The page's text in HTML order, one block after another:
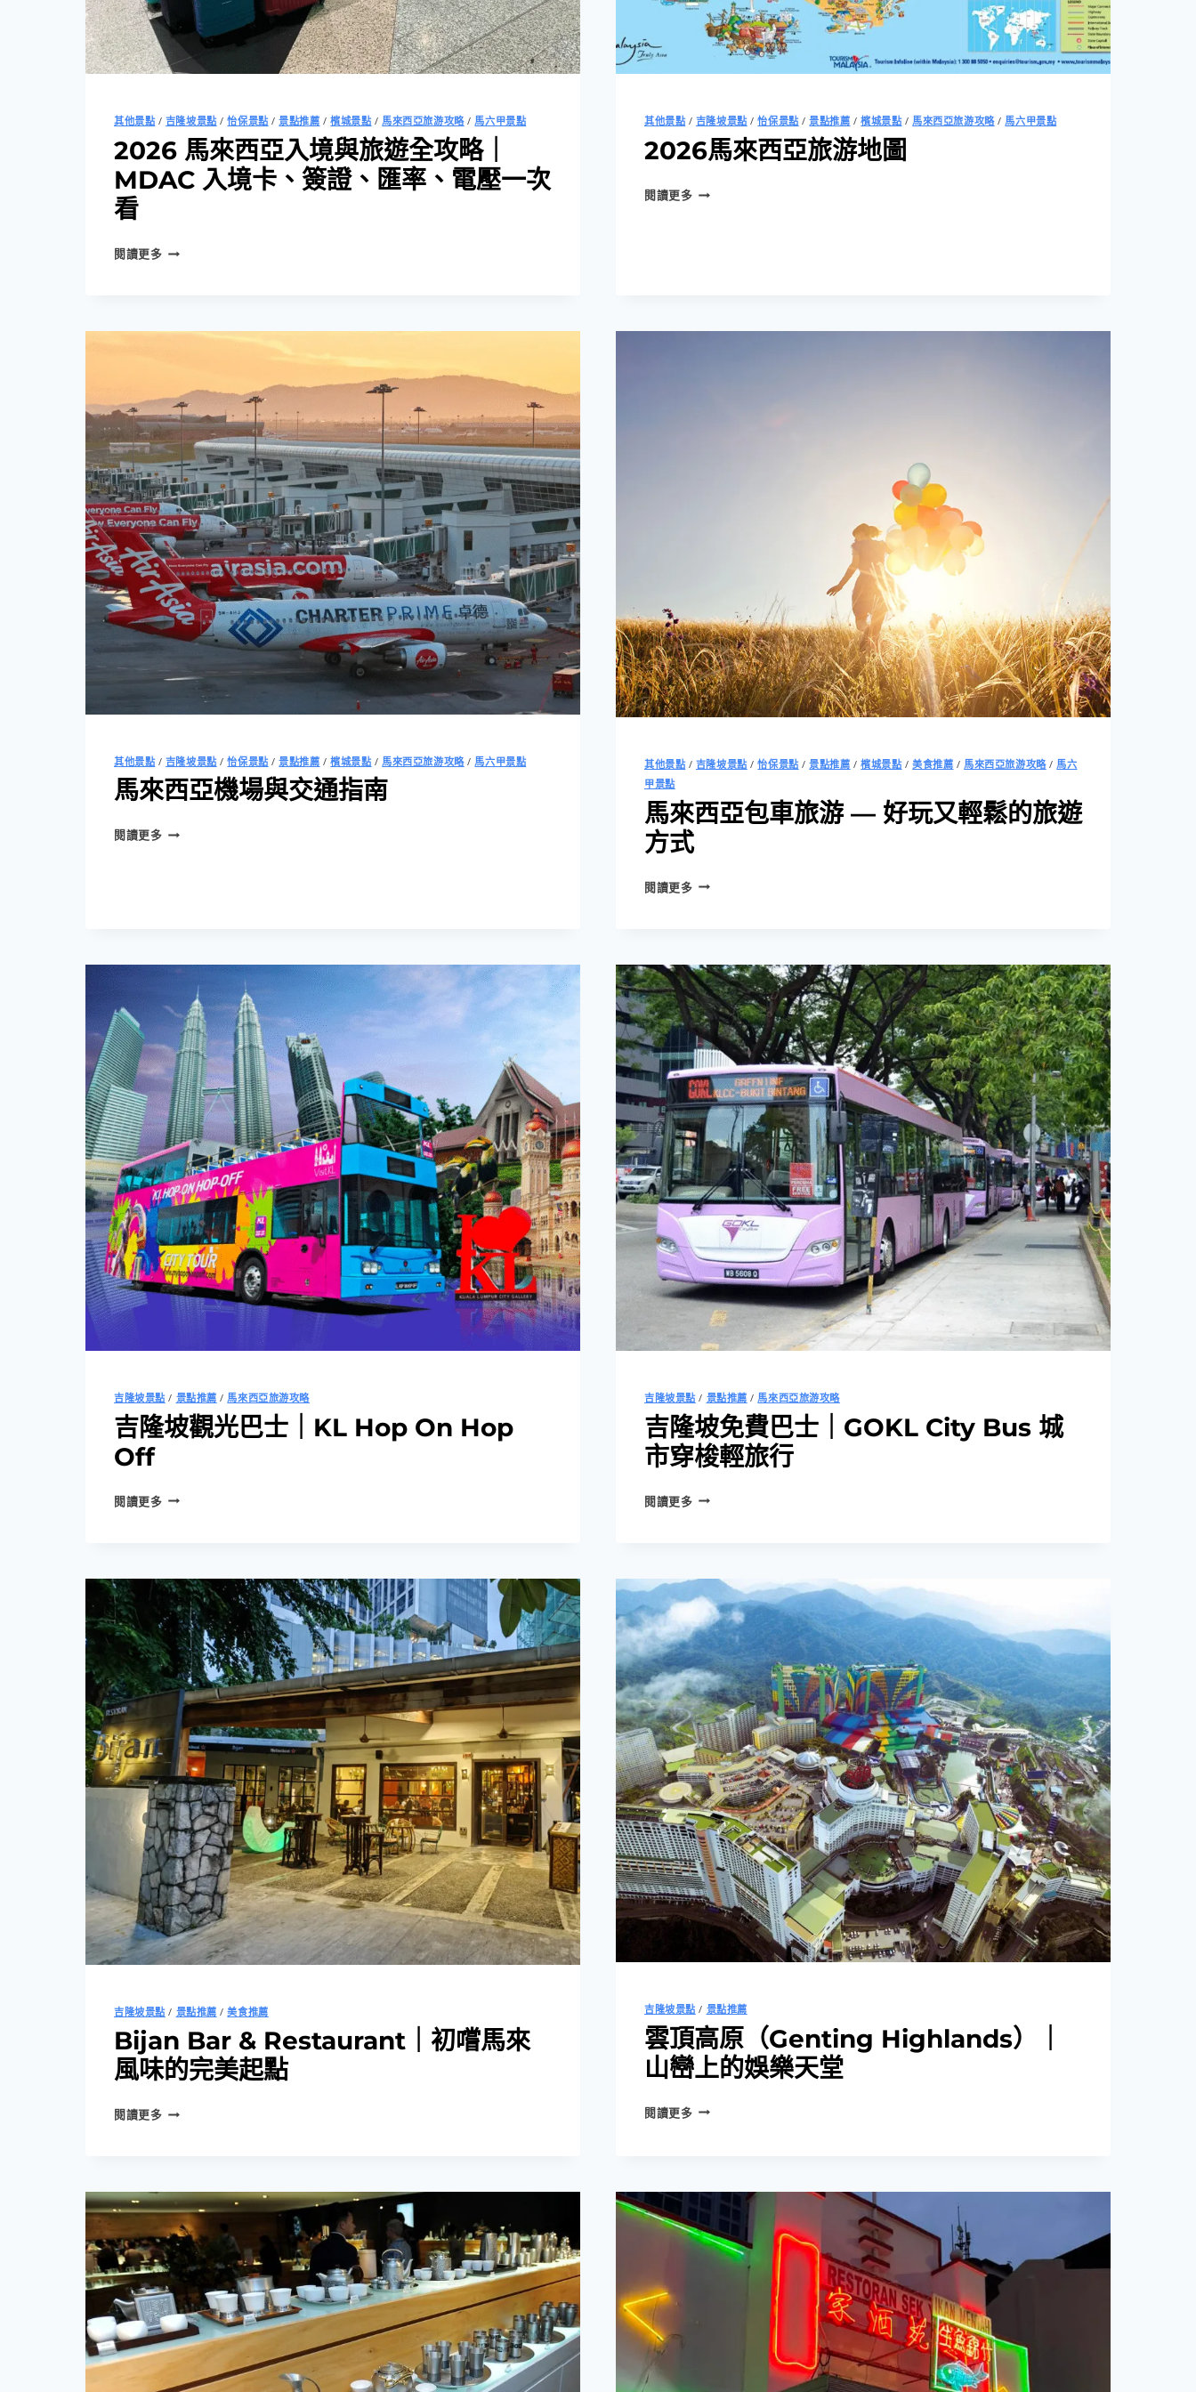
其他景點/ 吉隆坡景點/怡保景點/景點推薦 /檳城景點/馬來西亞旅游攻略/馬六甲景點
2026 馬來西亞入境與旅遊全攻略｜
MDAC 入境卡、簽證、匯率、電壓一次
看
閱讀更多 2026
亞
與
旅
遊
全
攻
略
｜
MDAC
入
境
卡、
證、
率、
壓
一
次
其他景點/ 吉隆坡景點/怡保景點/景點推薦 /檳城景點/馬來西亞旅游攻略/馬六甲景點
2026馬來西亞旅游地圖
閱讀更多 2026
其他景點/ 吉隆坡景點/怡保景點/景點推薦 /檳城景點/ 馬來西亞旅游攻略/ 馬六甲景點
馬來西亞機場與交通指南
閱讀更多
與
通
南
其他景點/ 吉隆坡景點/怡保景點/景點推薦 /檳城景點/美食推薦 / 馬來西亞旅游攻略/ 馬六
甲景點
馬來西亞包車旅游 — 好玩又輕鬆的旅遊
方式
閱讀更多
包
車
旅
游
—
好
玩
又
輕
鬆
的
旅
方
式
吉隆坡景點/ 景點推薦 / 馬來西亞旅游攻略
吉隆坡觀光巴士｜KL Hop On Hop
Off
閱讀更多
光
巴
士
｜
KL
HOP
ON
HOP
OFF
吉隆坡景點/ 景點推薦 / 馬來西亞旅游攻略
吉隆坡免費巴士｜GOKL City Bus 城
市穿梭輕旅行
閱讀更多
費
巴
士
｜
GOKL
CITY
BUS
城
市
穿
梭
輕
旅
行
吉隆坡景點/ 景點推薦 /美食推薦
Bijan Bar & Restaurant｜初嚐馬來
風味的完美起點
閱讀更多 BIJAN
｜
初
嚐
馬
來
風
味
的
吉隆坡景點/ 景點推薦
雲頂高原（Genting Highlands）｜
山巒上的娛樂天堂
閱讀更多
（GENTING
HIGHLANDS）
｜